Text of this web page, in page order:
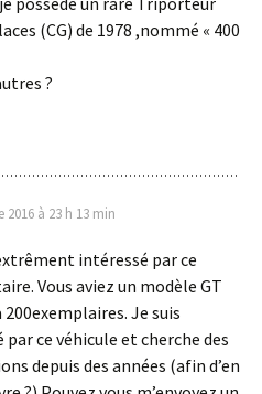
(CG) de 1978 ,nommé « 400
?
2016 à 23 h 13 min
intéressé par ce
Vous aviez un modèle GT
Je suis
par ce véhicule et cherche des
depuis des années (afin d’en